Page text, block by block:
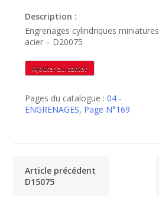
Description :
Engrenages cylindriques miniatures
acier – D20075
quantité
de
Ajouter au panier
Pages du catalogue :04 -
ENGRENAGES, Page N°169
Article précédent
D15075